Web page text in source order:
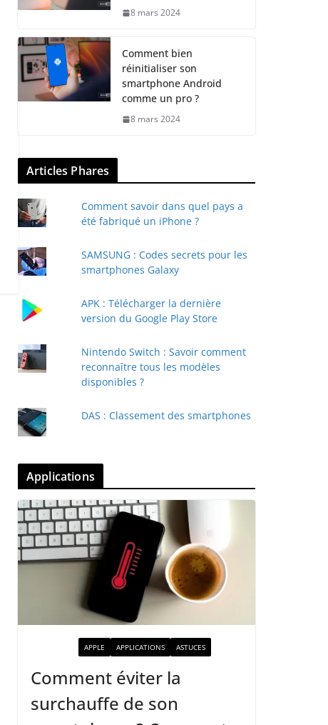
8 mars 2024
Comment bien
réinitialiser son
smartphone Android
comme un pro ?
8 mars 2024
Articles Phares
Comment savoir dans quel pays a
été fabriqué un iPhone ?
SAMSUNG : Codes secrets pour les
smartphones Galaxy
APK : Télécharger la dernière
version du Google Play Store
Nintendo Switch : Savoir comment
reconnaître tous les modèles
disponibles ?
DAS : Classement des smartphones
Applications
APPLE APPLICATIONS ASTUCES
Comment éviter la
surchauffe de son